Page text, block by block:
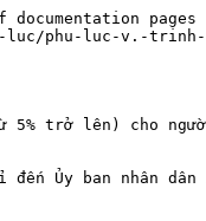
pages
luc/phu-luc-v.-
trở lên) cho
Ủy ban nhân